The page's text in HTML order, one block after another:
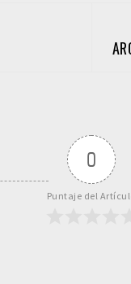
0
Puntaje del